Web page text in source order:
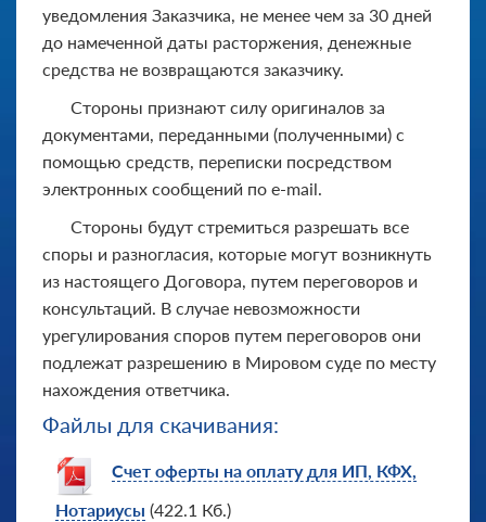
уведомления Заказчика, не менее чем за 30 дней
до намеченной даты расторжения, денежные
средства не возвращаются заказчику.
Стороны признают силу оригиналов за
документами, переданными (полученными) с
помощью средств, переписки посредством
электронных сообщений по e-mail.
Стороны будут стремиться разрешать все
споры и разногласия, которые могут возникнуть
из настоящего Договора, путем переговоров и
консультаций. В случае невозможности
урегулирования споров путем переговоров они
подлежат разрешению в Мировом суде по месту
нахождения ответчика.
Файлы для скачивания:
Счет оферты на оплату для ИП, КФХ,
Нотариусы (422.1 Кб.)